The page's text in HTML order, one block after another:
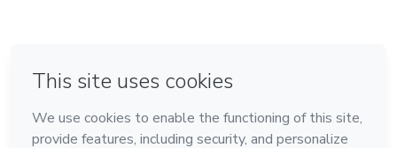
Feito com ❤ na Cidade do México